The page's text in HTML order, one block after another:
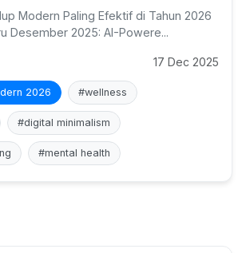
Modern Paling Efektif di Tahun 2026
Desember 2025: AI-Powere...
17 Dec 2025
2026 #wellness
#digital minimalism
#mental health